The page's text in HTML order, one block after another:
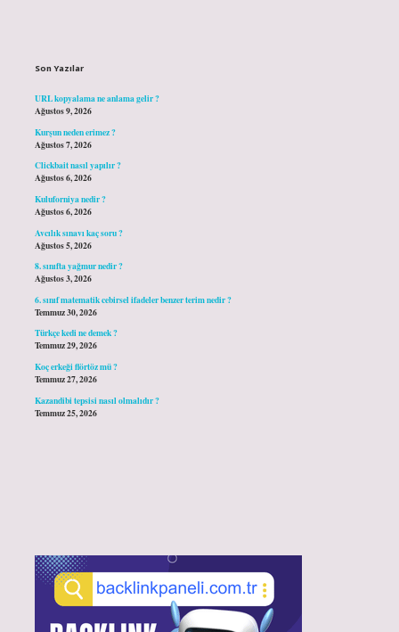
Son Yazılar
URL kopyalama ne anlama gelir ?
Ağustos 9, 2026
Kurşun neden erimez ?
Ağustos 7, 2026
Clickbait nasıl yapılır ?
Ağustos 6, 2026
Kuluforniya nedir ?
Ağustos 6, 2026
Avcılık sınavı kaç soru ?
Ağustos 5, 2026
8. sınıfta yağmur nedir ?
Ağustos 3, 2026
6. sınıf matematik cebirsel ifadeler benzer terim nedir ?
Temmuz 30, 2026
Türkçe kedi ne demek ?
Temmuz 29, 2026
Koç erkeği flörtöz mü ?
Temmuz 27, 2026
Kazandibi tepsisi nasıl olmalıdır ?
Temmuz 25, 2026